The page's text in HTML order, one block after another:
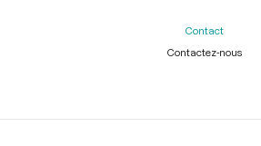
Contact
Contactez-nous
Légal